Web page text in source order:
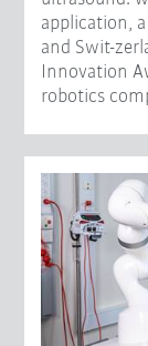
application,
and Swit-
Innovation
robotics